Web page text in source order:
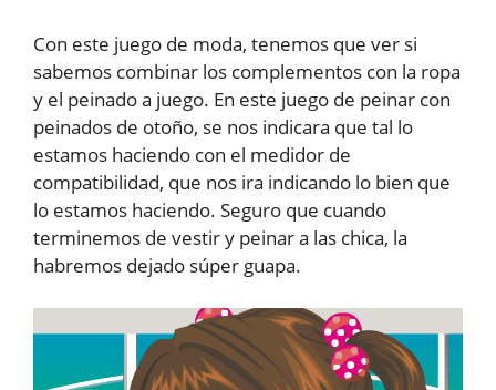
Con este juego de moda, tenemos que ver si
sabemos combinar los complementos con la ropa
y el peinado a juego. En este juego de peinar con
peinados de otoño, se nos indicara que tal lo
estamos haciendo con el medidor de
compatibilidad, que nos ira indicando lo bien que
lo estamos haciendo. Seguro que cuando
terminemos de vestir y peinar a las chica, la
habremos dejado súper guapa.